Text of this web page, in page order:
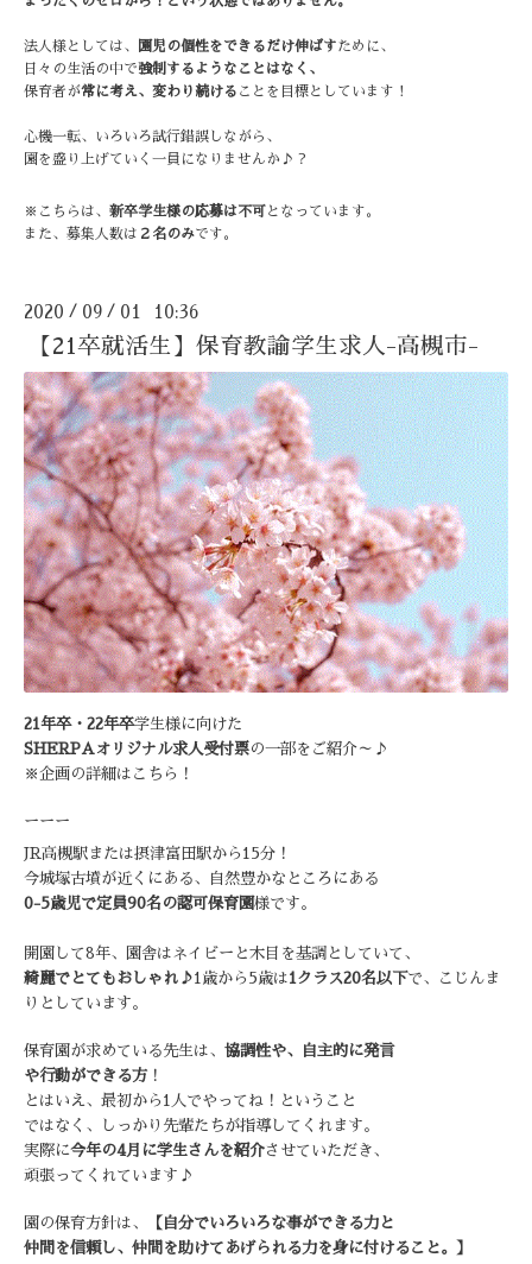
法人様としては、 園児の個性をできるだけ伸ばすために、
日々の生活の中で強制するようなことはなく、
保育者が常に考え、変わり続ける ことを目標としています！
心機一転、いろいろ試行錯誤しながら、
園を盛り上げていく一員になりませんか♪？
※こちらは、 新卒学生様の応募は不可 となっています。
また、募集人数は ２名のみです。
2020 / 09 / 01 10:36
【21卒就活生】保育教諭学生求人-高槻市-
21年卒・22年卒学生様に向けた
SHERPAオリジナル求人受付票の一部をご紹介～♪
※企画の詳細はこちら！
ーーー
JR高槻駅または摂津富田駅から15分！
今城塚古墳が近くにある、自然豊かなところにある
0-5歳児で定員90名の認可保育園様です。
開園して8年、園舎はネイビーと木目を基調としていて、
綺麗でとてもおしゃれ♪1歳から5歳は1クラス20名以下で、こじんま
りとしています。
保育園が求めている先生は、 協調性や、自主的に発言
や行動ができる方！
とはいえ、最初から1人でやってね！ということ
ではなく、
しっかり先輩たちが指導してくれます。
実際に今年の4月に学生さんを紹介させていただき、
頑張ってくれています♪
園の保育方針は、
【自分でいろいろな事ができる力と
仲間を信頼し、仲間を助けてあげられる力を身に付けること。】